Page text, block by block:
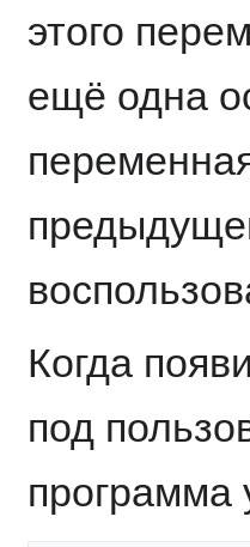
этого
ещё одна
Когда
под
программа